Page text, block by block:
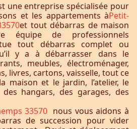
une entreprise spécialisée pour
et les appartements àPetit-
et tout débarras de maison
équipe de professionnels
tout débarras complet ou
y a à débarrasser dans le
meubles, électroménager,
livres, cartons, vaisselle, tout ce
maison et le jardin, l’atelier, le
hangars, des garages, des
33570 nous vous aidons à
de succession pour vider